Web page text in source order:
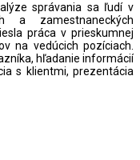
správania sa ľudí v
a zamestnaneckých
práca v prieskumnej
na vedúcich pozíciach.
hľadanie informácií
s klientmi, prezentácia